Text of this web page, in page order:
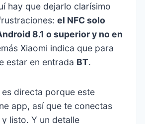
hay que dejarlo clarísimo
el NFC solo
8.1 o superior y no en
Xiaomi indica que para
estar en entrada BT.
es directa porque este
app, así que te conectas
listo. Y un detalle